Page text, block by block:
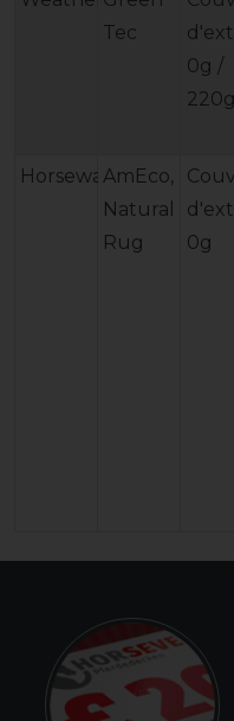
Tec
0g /
220g
HorsewareAmEco,
Natural
Rug
0g